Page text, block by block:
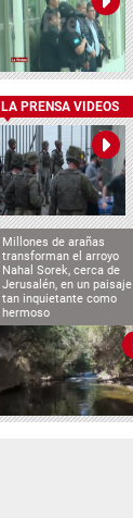
LA PRENSA VIDEOS
Millones de arañas
transforman el arroyo
Nahal Sorek, cerca de
Jerusalén, en un paisaje
tan inquietante como
hermoso